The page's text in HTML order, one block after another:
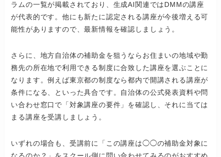
ラムの一覧が掲載されており、生成AI関連ではDMMの講座
が代表的です。他にも新たに認定される講座が今後増える可
能性がありますので、最新情報を確認しましょう。
さらに、地方自治体の補助金を狙うならお住まいの地域や勤
務先の所在地で利用できる制度に合致した講座を選ぶことに
なります。例えば東京都の制度なら都内で開講される講座が
条件になる、といった具合です。自治体の公式発表資料や問
い合わせ窓口で「対象講座の要件」を確認し、それに当ては
まる講座を受講しましょう。
いずれの場合も、受講前に「この講座は◯◯の補助金対象に